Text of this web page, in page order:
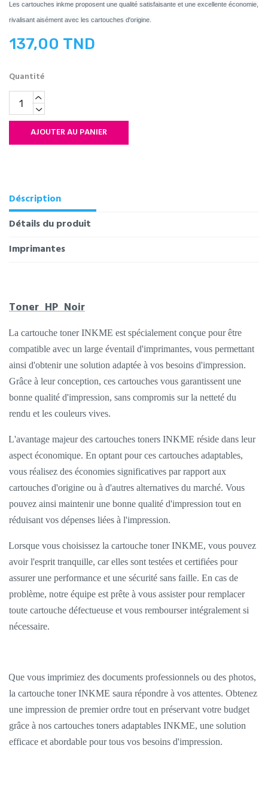
Les cartouches inkme proposent une qualité satisfaisante et une excellente économie,
rivalisant aisément avec les cartouches d'origine.
137,00 TND
Quantité
AJOUTER AU PANIER
Déscription
Détails du produit
Imprimantes
Toner HP Noir
La cartouche toner INKME est spécialement conçue pour être
compatible avec un large éventail d'imprimantes, vous permettant
ainsi d'obtenir une solution adaptée à vos besoins d'impression.
Grâce à leur conception, ces cartouches vous garantissent une
bonne qualité d'impression, sans compromis sur la netteté du
rendu et les couleurs vives.
L'avantage majeur des cartouches toners INKME réside dans leur
aspect économique. En optant pour ces cartouches adaptables,
vous réalisez des économies significatives par rapport aux
cartouches d'origine ou à d'autres alternatives du marché. Vous
pouvez ainsi maintenir une bonne qualité d'impression tout en
réduisant vos dépenses liées à l'impression.
Lorsque vous choisissez la cartouche toner INKME, vous pouvez
avoir l'esprit tranquille, car elles sont testées et certifiées pour
assurer une performance et une sécurité sans faille. En cas de
problème, notre équipe est prête à vous assister pour remplacer
toute cartouche défectueuse et vous rembourser intégralement si
nécessaire.
Que vous imprimiez des documents professionnels ou des photos,
la cartouche toner INKME saura répondre à vos attentes. Obtenez
une impression de premier ordre tout en préservant votre budget
grâce à nos cartouches toners adaptables INKME, une solution
efficace et abordable pour tous vos besoins d'impression.